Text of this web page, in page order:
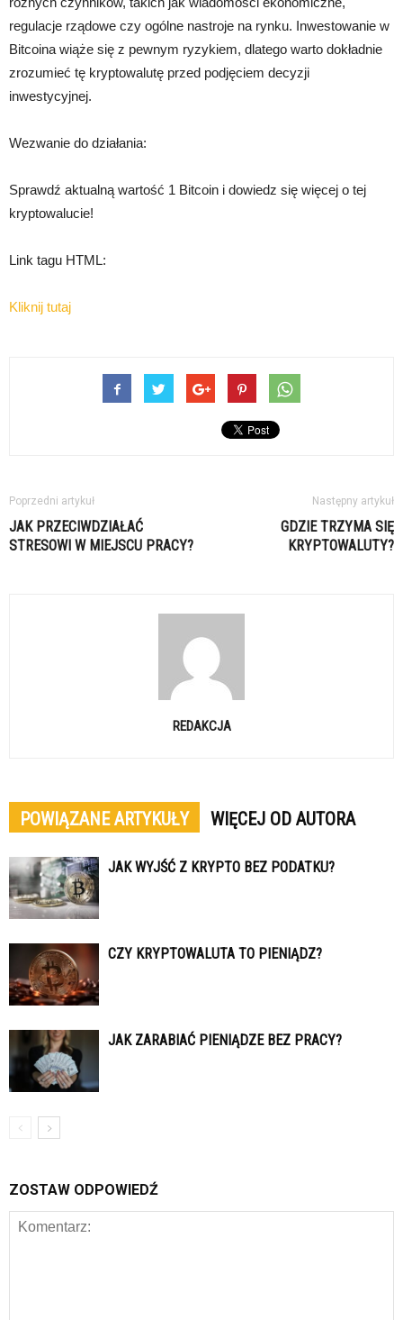
regulacje rządowe czy ogólne nastroje na rynku. Inwestowanie w
Bitcoina wiąże się z pewnym ryzykiem, dlatego warto dokładnie
zrozumieć tę kryptowalutę przed podjęciem decyzji
inwestycyjnej.
Wezwanie do działania:
Sprawdź aktualną wartość 1 Bitcoin i dowiedz się więcej o tej
kryptowalucie!
Link tagu HTML:
Kliknij tutaj
Poprzedni artykuł
JAK PRZECIWDZIAŁAĆ
STRESOWI W MIEJSCU PRACY?
Następny artykuł
GDZIE TRZYMA SIĘ
KRYPTOWALUTY?
REDAKCJA
POWIĄZANE ARTYKUŁY WIĘCEJ OD AUTORA
JAK WYJŚĆ Z KRYPTO BEZ PODATKU?
CZY KRYPTOWALUTA TO PIENIĄDZ?
JAK ZARABIAĆ PIENIĄDZE BEZ PRACY?
ZOSTAW ODPOWIEDŹ